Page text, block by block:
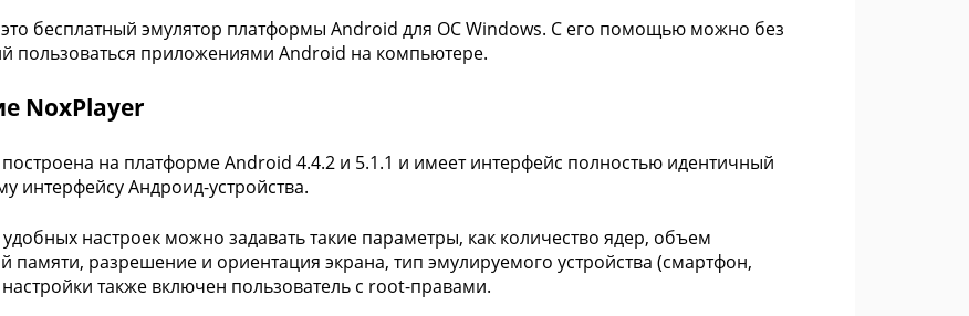
бесплатный эмулятор платформы Android для ОС Windows. С его помощью можно без
пользоваться приложениями Android на компьютере.
NoxPlayer
на платформе Android 4.4.2 и 5.1.1 и имеет интерфейс полностью идентичный
интерфейсу Андроид-устройства.
настроек можно задавать такие параметры, как количество ядер, объем
памяти, разрешение и ориентация экрана, тип эмулируемого устройства (смартфон,
также включен пользователь с root-правами.